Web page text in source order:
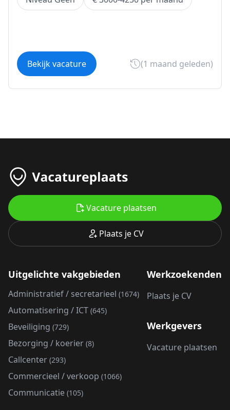
Bekijk vacature (1 maand geleden)
Plaats je CV
Vacature plaatsen
Uitgelichte vakgebieden
Administratief / secretarieel (1674)
Automatisering / ICT (645)
Beveiliging (729)
Bezorging / koerier (8)
Callcenter (293)
Commercieel / verkoop (1066)
Communicatie (105)
Werkzoekenden
Plaats je CV
Werkgevers
Vacature plaatsen